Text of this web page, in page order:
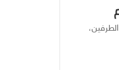
2020، مذكرة تفاهم بين الطرفين،